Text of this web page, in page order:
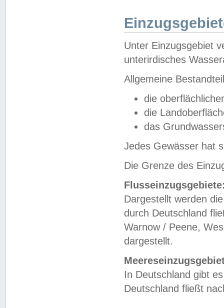
Unter Einzugsgebiet
unterirdisches
Allgemeine
die
die
das
Jedes Gewässer hat
Die Grenze des
Dargestellt werden
durch Deutschland
Warnow / Peene,
dargestellt.
In Deutschland gibt
Deutschland fließt